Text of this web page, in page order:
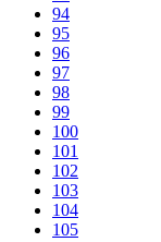
94
95
96
97
98
99
100
101
102
103
104
105